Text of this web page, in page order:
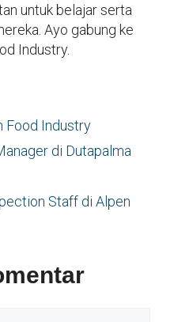
untuk belajar serta
Ayo gabung ke
Industry.
Food Industry
di Dutapalma
Staff di Alpen